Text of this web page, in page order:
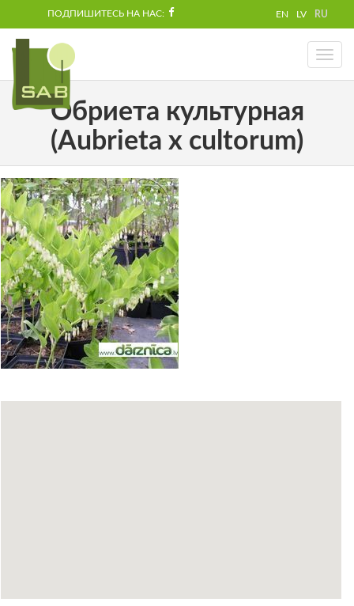
ПОДПИШИТЕСЬ НА НАС: EN LV RU
Toggle
Обриета культурная
(Aubrieta x cultorum)